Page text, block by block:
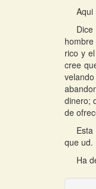
Aqui
rico y
cree
dinero;
de
que ud.
Ha